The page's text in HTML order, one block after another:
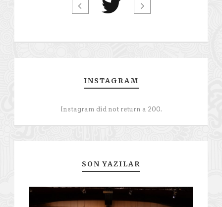
INSTAGRAM
Instagram did not return a 200.
SON YAZILAR